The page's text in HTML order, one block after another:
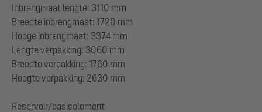
Inbrengmaat lengte: 3110 mm
Breedte inbrengmaat: 1720 mm
Hooge inbrengmaat: 3374 mm
Lengte verpakking: 3060 mm
Breedte verpakking: 1760 mm
Hoogte verpakking: 2630 mm
Reservoir/basiselement